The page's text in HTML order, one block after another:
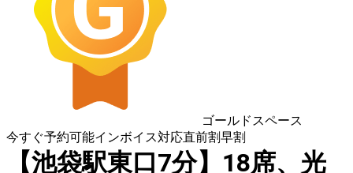
ゴールドスペース
今すぐ予約可能インボイス対応直前割早割
【池袋駅東口7分】18席、光